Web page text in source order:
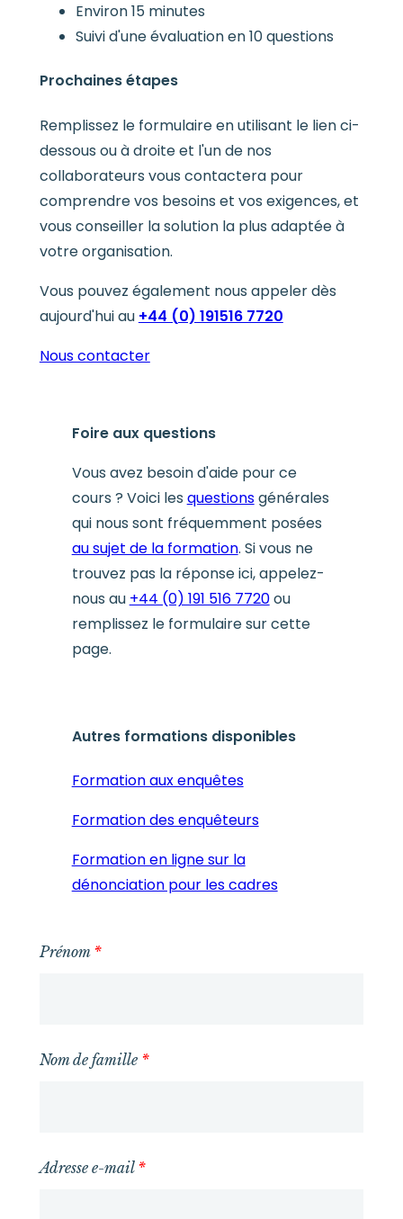
Environ 15 minutes
Suivi d'une évaluation en 10 questions
Prochaines étapes
Remplissez le formulaire en utilisant le lien ci-
dessous ou à droite et l'un de nos
collaborateurs vous contactera pour
comprendre vos besoins et vos exigences, et
vous conseiller la solution la plus adaptée à
votre organisation.
Vous pouvez également nous appeler dès
aujourd'hui au +44 (0) 191516 7720
Nous contacter
Foire aux questions
Vous avez besoin d'aide pour ce
cours ? Voici les questionsgénérales
qui nous sont fréquemment posées
au sujet de la formation. Si vous ne
trouvez pas la réponse ici, appelez-
nous au +44 (0) 191 516 7720ou
remplissez le formulaire sur cette
page.
Autres formations disponibles
Formation aux enquêtes
Formation des enquêteurs
Formation en ligne sur la
dénonciation pour les cadres
Prénom *
Nom de famille *
Adresse e-mail *